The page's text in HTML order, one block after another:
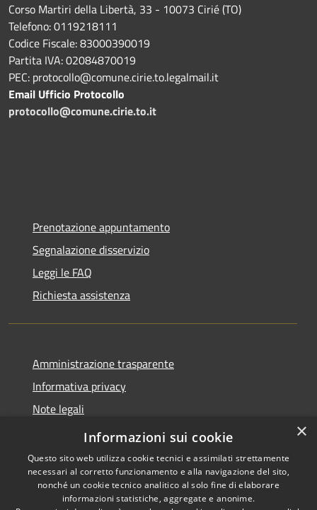
Corso Martiri della Libertà, 33 - 10073 Cirié (TO)
Telefono: 0119218111
Codice Fiscale: 83000390019
Partita IVA: 02084870019
PEC: protocollo@comune.cirie.to.legalmail.it
Email Ufficio Protocollo
protocollo@comune.cirie.to.it
Prenotazione appuntamento
Segnalazione disservizio
Leggi le FAQ
Richiesta assistenza
Amministrazione trasparente
Informativa privacy
Note legali
Dichiarazione di accessibilità
Copyright © 2026 • Città di
×
Informazioni sui cookie
Questo sito web utilizza cookie tecnici e assimilati strettamente
necessari al corretto funzionamento e alla navigazione del sito,
nonché un cookie tecnico analitico al solo fine di elaborare
informazioni statistiche, aggregate e anonime.